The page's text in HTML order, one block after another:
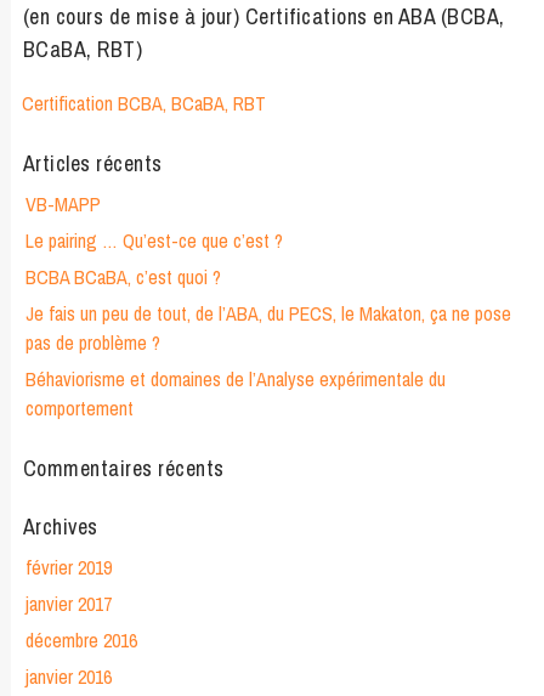
(en cours de mise à jour) Certifications en ABA (BCBA,
BCaBA, RBT)
Certification BCBA, BCaBA, RBT
Articles récents
VB-MAPP
Le pairing … Qu’est-ce que c’est ?
BCBA BCaBA, c’est quoi ?
Je fais un peu de tout, de l’ABA, du PECS, le Makaton, ça ne pose
pas de problème ?
Béhaviorisme et domaines de l’Analyse expérimentale du
comportement
Commentaires récents
Archives
février 2019
janvier 2017
décembre 2016
janvier 2016